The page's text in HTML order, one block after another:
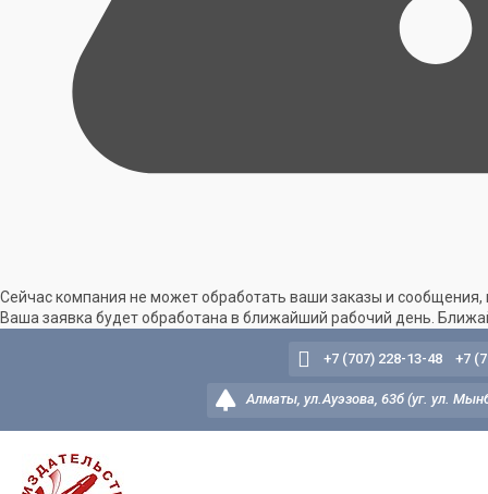
Сейчас компания не может обработать ваши заказы и сообщения,
Ваша заявка будет обработана в ближайший рабочий день.
Алматы, ул.Ауэзова, 63б (уг. ул.
+7 (707) 228-13-48 +7